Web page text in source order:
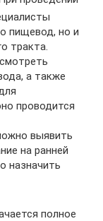
пищевод, но и
тракта.
а также
проводится
выявить
на ранней
назначить
полное